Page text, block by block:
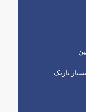
باریک